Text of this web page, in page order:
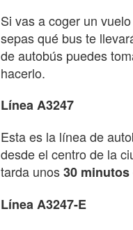
Si vas a coger un
sepas qué bus te
de autobús puedes
hacerlo.
Línea A3247
Esta es la línea de
desde el centro de la
tarda unos30 minutos
Línea A3247-E